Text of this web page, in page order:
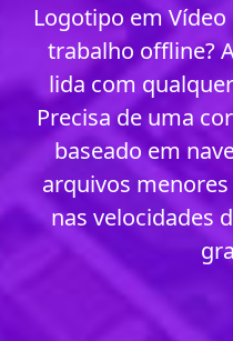
Logotipo em
trabalho offline?
lida com
Precisa de uma
baseado em
arquivos
nas velocidades